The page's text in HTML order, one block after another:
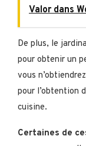
Valor dans
De plus, le
pour obtenir un
vous
pour l’obtention
cuisine.
Certaines de